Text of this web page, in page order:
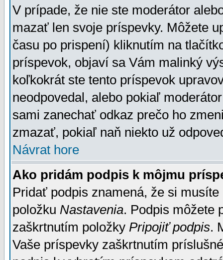
V prípade, že nie ste moderátor
mazať len svoje príspevky. Môžete
času po prispení) kliknutím na
príspevok, objaví sa Vám malinký
koľkokrát ste tento príspevok
neodpovedal, alebo pokiaľ
sami zanechať odkaz prečo ho
zmazať, pokiaľ naň niekto už
Návrat hore
Ako pridám podpis k môjmu
Pridať podpis znamená, že si
položku Nastavenia. Podpis môžete
zaškrtnutím položky Pripojiť podpis.
Vaše príspevky zaškrtnutím